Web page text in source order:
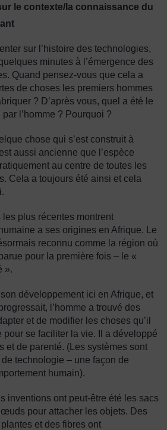
le contexte/la connaissance du
sur l’histoire des technologies,
minutes à l’émergence des
Quand pensez-vous que cela a
de choses les premiers hommes
? D’après vous, quel a été le
l’homme ? Pourquoi ?
chose qui s’est construit à
aussi ancienne que l’espèce
au centre de toutes les
Cela a toujours été ainsi et cela
plus récentes montrent
a ses origines en Afrique. Le
reconnu comme la région où
pour la première fois – le «
».
développement ici en Afrique, et
l’homme a trouvé des
et de modifier les choses qu’il
pour se faciliter la vie. Il a développé
et de parenté. (Les systèmes sont
technologie – une façon de
humain).
inventions ont peut-être été les sacs
pour attacher les objets. Des
et des fibres ont